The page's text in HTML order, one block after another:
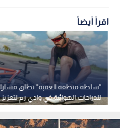
اقرأ أيضاً
"سلطة منطقة العقبة" تطلق مسارا
للدراجات الهوائية في وادي رم لتعزيز
السياحة البيئية